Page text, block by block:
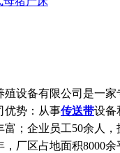
设备有限公司是一家
优势：从事传送带设备
富；企业员工50余人，
，厂区占地面积8000